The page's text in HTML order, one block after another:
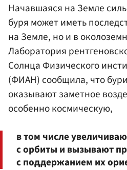
Начавшаяся на Земле
буря может иметь
на Земле, но и в
Лаборатория
Солнца Физического
(ФИАН) сообщила, что
оказывают заметное
особенно космическую,
в том числе
с орбиты и вызывают
с поддержанием их